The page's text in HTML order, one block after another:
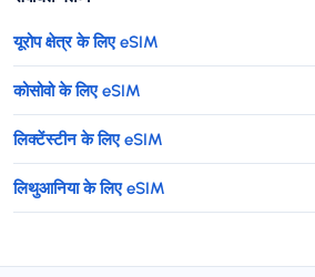
यूरोप क्षेत्र के लिए eSIM
कोसोवो के लिए eSIM
लिक्टेंस्टीन के लिए eSIM
लिथुआनिया के लिए eSIM